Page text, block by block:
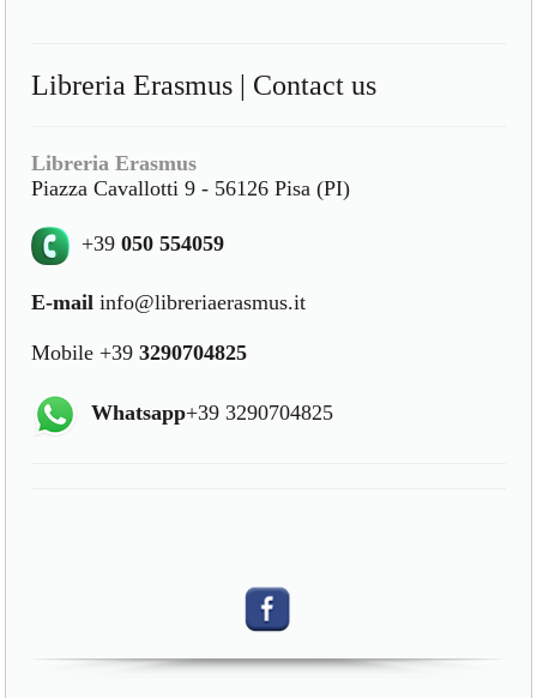
Libreria Erasmus | Contact us
Libreria Erasmus
Piazza Cavallotti 9 - 56126 Pisa (PI)
+39050 554059
E-mail info@libreriaerasmus.it
Mobile +393290704825
Whatsapp+39 3290704825